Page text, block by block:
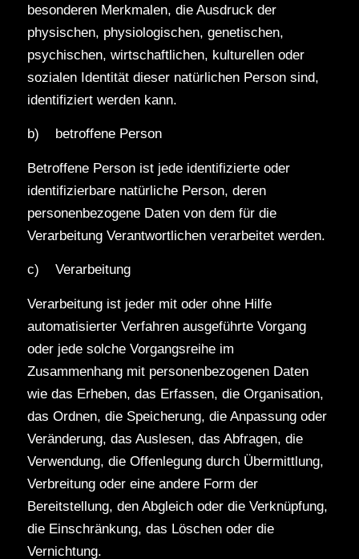
besonderen Merkmalen, die Ausdruck der
physischen, physiologischen, genetischen,
psychischen, wirtschaftlichen, kulturellen oder
sozialen Identität dieser natürlichen Person sind,
identifiziert werden kann.
b) betroffene Person
Betroffene Person ist jede identifizierte oder
identifizierbare natürliche Person, deren
personenbezogene Daten von dem für die
Verarbeitung Verantwortlichen verarbeitet werden.
c) Verarbeitung
Verarbeitung ist jeder mit oder ohne Hilfe
automatisierter Verfahren ausgeführte Vorgang
oder jede solche Vorgangsreihe im
Zusammenhang mit personenbezogenen Daten
wie das Erheben, das Erfassen, die Organisation,
das Ordnen, die Speicherung, die Anpassung oder
Veränderung, das Auslesen, das Abfragen, die
Verwendung, die Offenlegung durch Übermittlung,
Verbreitung oder eine andere Form der
Bereitstellung, den Abgleich oder die Verknüpfung,
die Einschränkung, das Löschen oder die
Vernichtung.